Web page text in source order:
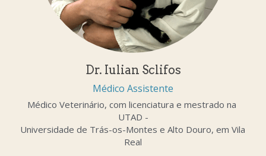
Dr. Iulian Sclifos
Médico Assistente
Médico Veterinário, com licenciatura e mestrado na
UTAD -
Universidade de Trás-os-Montes e Alto Douro, em Vila
Real